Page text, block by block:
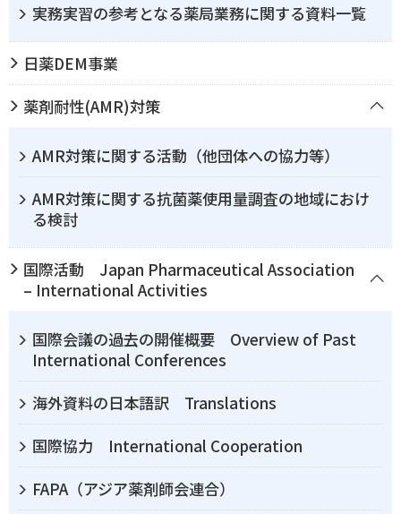
実務実習の参考となる薬局業務に関する資料一覧
日薬DEM事業
薬剤耐性(AMR)対策
AMR対策に関する活動（他団体への協力等）
AMR対策に関する抗菌薬使用量調査の地域におけ
る検討
国際活動 Japan Pharmaceutical Association
– International Activities
国際会議の過去の開催概要 Overview of Past
International Conferences
海外資料の日本語訳 Translations
国際協力 International Cooperation
FAPA（アジア薬剤師会連合）